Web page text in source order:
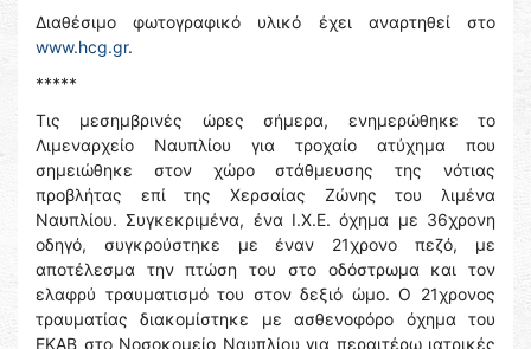
Διαθέσιμο φωτογραφικό υλικό έχει αναρτηθεί στο
www.hcg.gr.
*****
Τις μεσημβρινές ώρες σήμερα, ενημερώθηκε το
Λιμεναρχείο Ναυπλίου για τροχαίο ατύχημα που
σημειώθηκε στον χώρο στάθμευσης της νότιας
προβλήτας επί της Χερσαίας Ζώνης του λιμένα
Ναυπλίου. Συγκεκριμένα, ένα Ι.Χ.Ε. όχημα με 36χρονη
οδηγό, συγκρούστηκε με έναν 21χρονο πεζό, με
αποτέλεσμα την πτώση του στο οδόστρωμα και τον
ελαφρύ τραυματισμό του στον δεξιό ώμο. Ο 21χρονος
τραυματίας διακομίστηκε με ασθενοφόρο όχημα του
ΕΚΑΒ στο Νοσοκομείο Ναυπλίου για περαιτέρω ιατρικές